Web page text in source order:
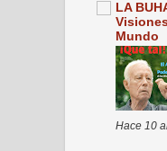
LA
Mundo
Hace 10